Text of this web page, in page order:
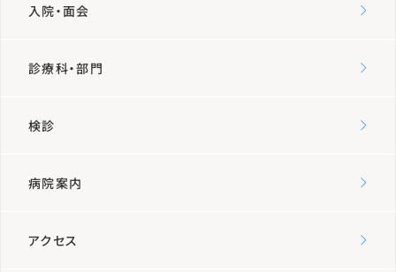
入院・面会
診療科・部門
検診
病院案内
アクセス